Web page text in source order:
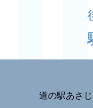
道の駅あさ